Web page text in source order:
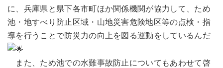
に、兵庫県と県下各市町ほか関係機関が協力して、ため
池・地すべり防止区域・山地災害危険地区等の点検・指
導を行うことで防災力の向上を図る運動をしているんだ
また、ため池での水難事故防止についてもあわせて啓